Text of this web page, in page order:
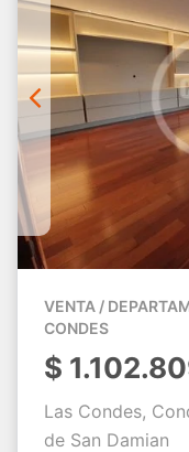
VENTA /
CONDES
$
Las Condes,
de San Damian